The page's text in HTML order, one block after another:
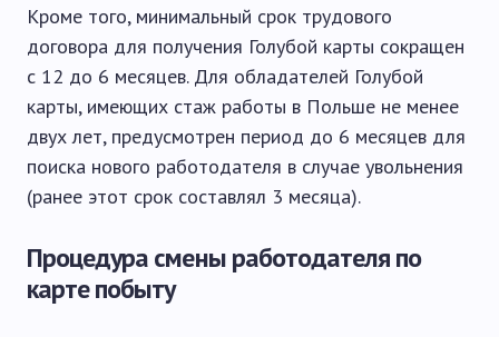
Кроме того, минимальный срок трудового
договора для получения Голубой карты сокращен
с 12 до 6 месяцев. Для обладателей Голубой
карты, имеющих стаж работы в Польше не менее
двух лет, предусмотрен период до 6 месяцев для
поиска нового работодателя в случае увольнения
(ранее этот срок составлял 3 месяца).
Процедура смены работодателя по
карте побыту